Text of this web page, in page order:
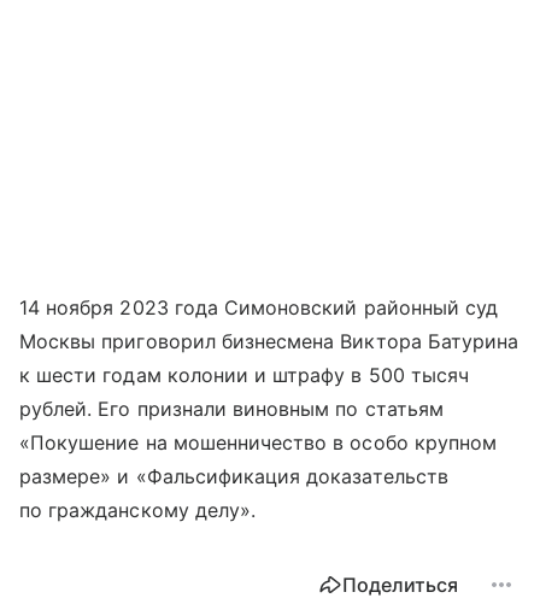
14 ноября 2023 года Симоновский районный суд
Москвы приговорил бизнесмена Виктора Батурина
к шести годам колонии и штрафу в 500 тысяч
рублей. Его признали виновным по статьям
«Покушение на мошенничество в особо крупном
размере» и «Фальсификация доказательств
по гражданскому делу».
Поделиться